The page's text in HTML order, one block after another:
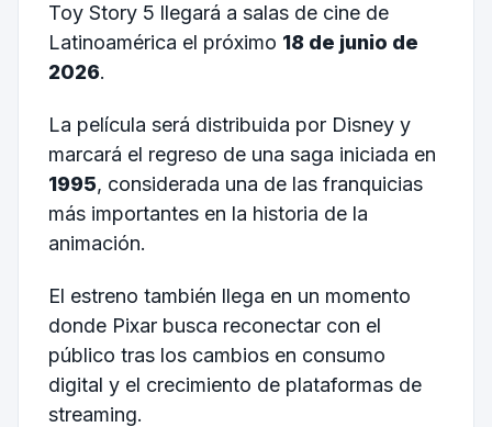
Toy Story 5 llegará a salas de cine de
Latinoamérica el próximo 18 de junio de
2026.
La película será distribuida por Disney y
marcará el regreso de una saga iniciada en
1995, considerada una de las franquicias
más importantes en la historia de la
animación.
El estreno también llega en un momento
donde Pixar busca reconectar con el
público tras los cambios en consumo
digital y el crecimiento de plataformas de
streaming.